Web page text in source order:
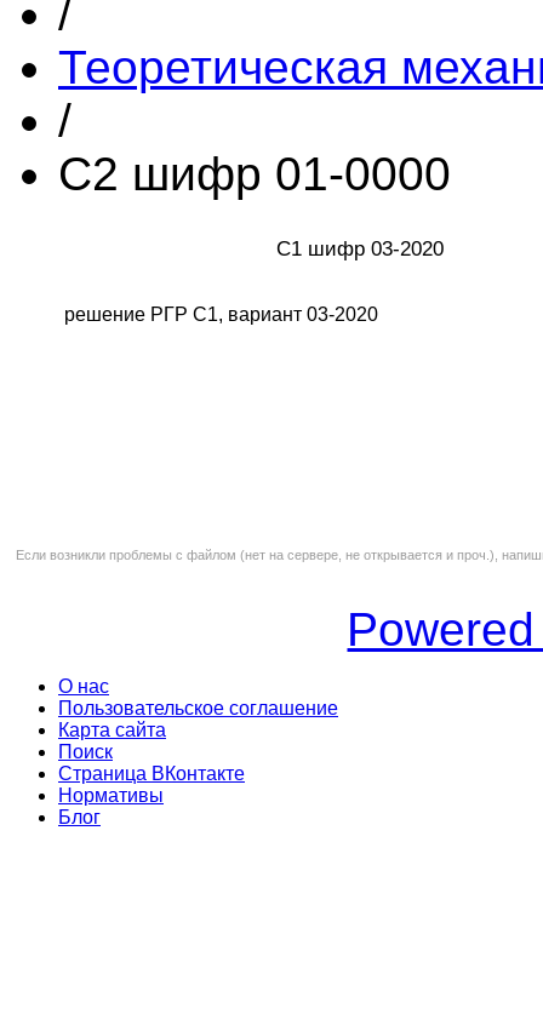
/
Теоретическая
/
С2 шифр 01-0000
С1 шифр 03-2020
решение РГР С1, вариант 03-2020
Если возникли проблемы с файлом (нет на сервере, не открывается и проч.),
О нас
Пользовательское соглашение
Карта сайта
Поиск
Страница ВКонтакте
Нормативы
Блог